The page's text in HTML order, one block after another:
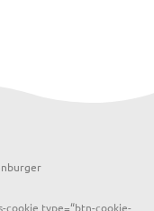
cookie type=“btn-cookie-